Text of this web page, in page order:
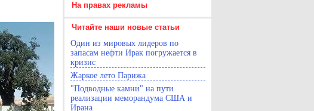
На правах рекламы
Читайте наши новые статьи
Один из мировых лидеров по
запасам нефти Ирак погружается в
кризис
Жаркое лето Парижа
"Подводные камни" на пути
реализации меморандума США и
Ирана